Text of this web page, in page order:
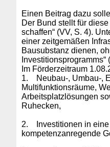
Einen Beitrag dazu
Der Bund stellt für
schaffen“ (VV, S. 4).
einer zeitgemäßen
Bausubstanz dienen,
Investitionsprogramms“
Im Förderzeitraum
1.
Neubau-, Umbau-,
Multifunktionsräume,
Arbeitsplatzlösungen
Ruhecken,
2.
Investitionen in
kompetenzanregende